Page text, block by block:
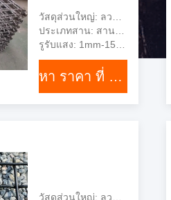
หา ราคา ที่ ดี ที่สุด